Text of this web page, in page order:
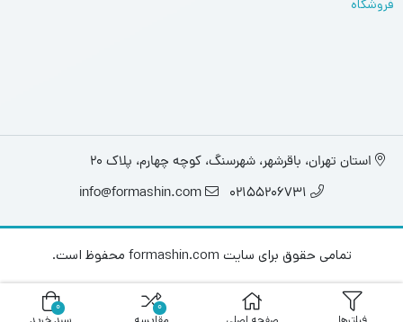
فروشگاه
استان تهران، باقرشهر، شهرسنگ، کوچه چهارم، پلاک 20
02155206731
info@formashin.com
تمامی حقوق برای سایت formashin.com محفوظ است.
0
0